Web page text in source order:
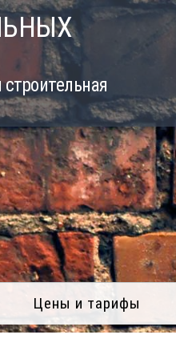
Цены и тарифы